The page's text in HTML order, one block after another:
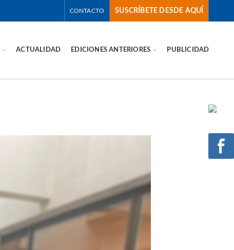
CONTACTO SUSCRÍBETE DESDE AQUÍ
ACTUALIDAD EDICIONES ANTERIORES PUBLICIDAD